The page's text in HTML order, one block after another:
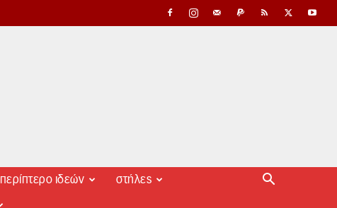
περίπτερο ιδεών στήλες